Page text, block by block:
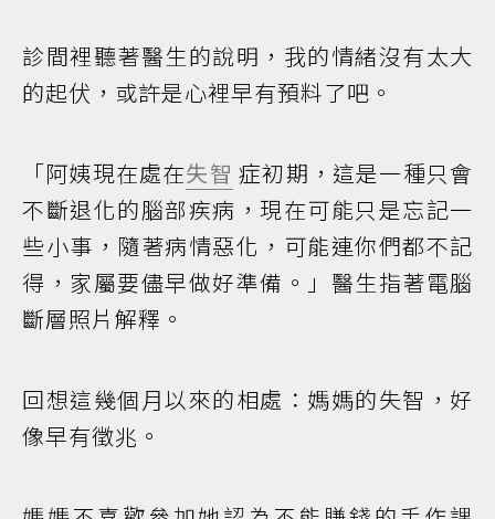
診間裡聽著醫生的說明，我的情緒沒有太大
的起伏，或許是心裡早有預料了吧。
「阿姨現在處在失智 症初期，這是一種只會
不斷退化的腦部疾病，現在可能只是忘記一
些小事，隨著病情惡化，可能連你們都不記
得，家屬要儘早做好準備。」醫生指著電腦
斷層照片解釋。
回想這幾個月以來的相處：媽媽的失智，好
像早有徵兆。